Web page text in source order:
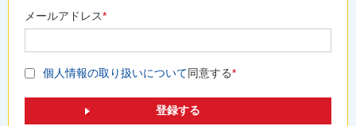
メールアドレス*
個人情報の取り扱いについて同意する*